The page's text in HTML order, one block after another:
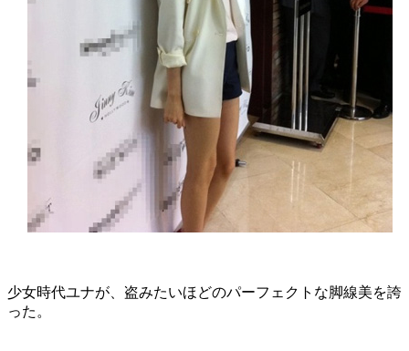
少女時代ユナが、盗みたいほどのパーフェクトな脚線美を誇
った。